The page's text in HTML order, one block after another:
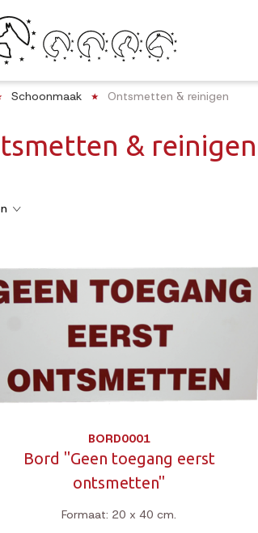
Schoonmaak Ontsmetten & reinigen
& reinigen
BORD0001
Bord "Geen toegang eerst
ontsmetten"
Formaat: 20 x 40 cm.